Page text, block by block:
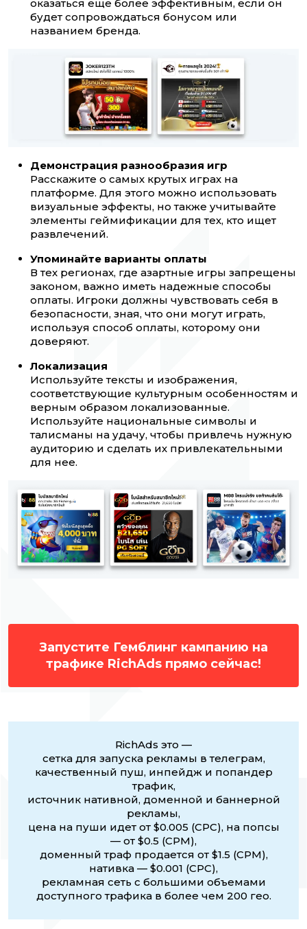
оказаться еще более эффективным, если он
будет сопровождаться бонусом или
названием бренда.
Демонстрация разнообразия игр
Расскажите о самых крутых играх на
платформе. Для этого можно использовать
визуальные эффекты, но также учитывайте
элементы геймификации для тех, кто ищет
развлечений.
Упоминайте варианты оплаты
В тех регионах, где азартные игры запрещены
законом, важно иметь надежные способы
оплаты. Игроки должны чувствовать себя в
безопасности, зная, что они могут играть,
используя способ оплаты, которому они
доверяют.
Локализация
Используйте тексты и изображения,
соответствующие культурным особенностям и
верным образом локализованные.
Используйте национальные символы и
талисманы на удачу, чтобы привлечь нужную
аудиторию и сделать их привлекательными
для нее.
Запустите Гемблинг кампанию на
трафике RichAds прямо сейчас!
RichAds это —
сетка для запуска рекламы в телеграм,
качественный пуш, инпейдж и попандер
трафик,
источник нативной, доменной и баннерной
рекламы,
цена на пуши идет от $0.005 (CPC), на попсы
— от $0.5 (CPM),
доменный траф продается от $1.5 (CPM),
нативка — $0.001 (CPC),
рекламная сеть с большими объемами
доступного трафика в более чем 200 гео.